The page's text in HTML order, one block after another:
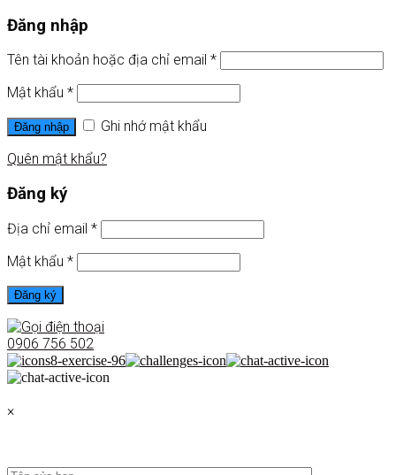
Đăng nhập
Tên tài khoản hoặc địa chỉ email *
Mật khẩu *
Đăng nhập
Ghi nhớ mật khẩu
Quên mật khẩu?
Đăng ký
Địa chỉ email *
Mật khẩu *
Đăng ký
0906 756 502
×